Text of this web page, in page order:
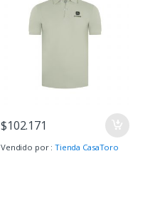
$102.171
Vendido por :Tienda CasaToro